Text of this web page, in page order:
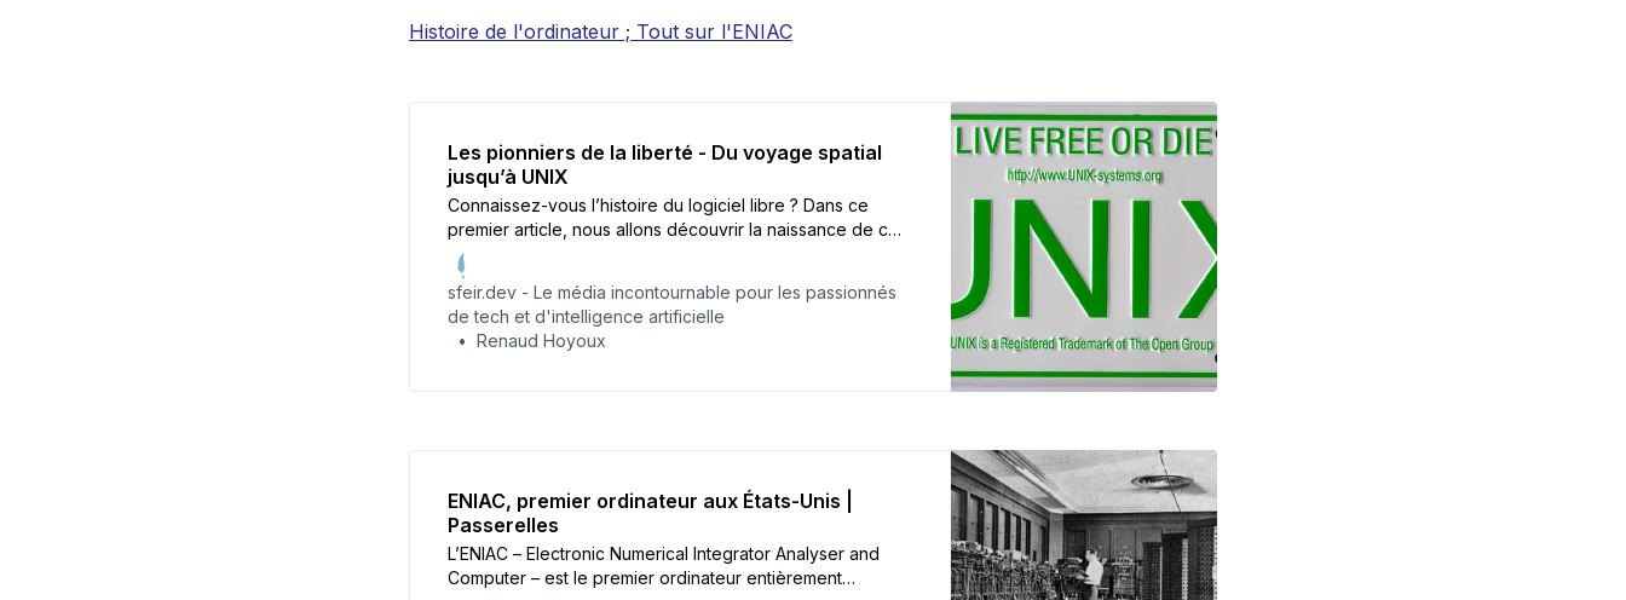
Histoire de l'ordinateur ; Tout sur l'ENIAC
Les pionniers de la liberté - Du voyage spatial
jusqu’à UNIX
Connaissez-vous l’histoire du logiciel libre ? Dans ce
premier article, nous allons découvrir la naissance de ce
mouvement et comment l’envie de jouer à un jeu vidéo a
menée à un des projets fondamentaux du monde
informatique.
sfeir.dev - Le média incontournable pour les passionnés
de tech et d'intelligence artificielle
Renaud Hoyoux
ENIAC, premier ordinateur aux États-Unis |
Passerelles
L’ENIAC – Electronic Numerical Integrator Analyser and
Computer – est le premier ordinateur entièrement